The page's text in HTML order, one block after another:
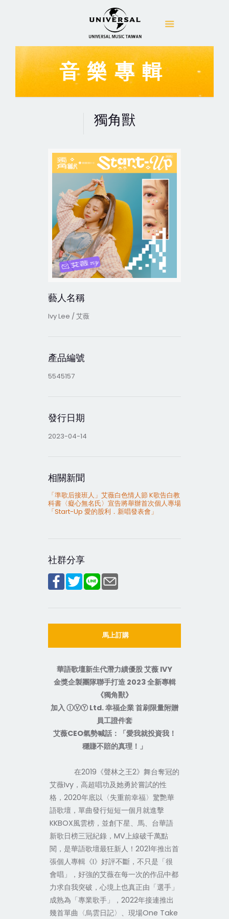
音樂專輯
獨角獸
藝人名稱
Ivy Lee / 艾薇
產品編號
5545157
發行日期
2023-04-14
相關新聞
「準歌后接班人」艾薇白色情人節 K歌告白教
科書〈癡心無名氏〉宣告將舉辦首次個人專場
「Start-Up 愛的股利．新唱發表會」
社群分享
馬上訂購
華語歌壇新生代潛力績優股艾薇 IVY
金獎企製團隊聯手打造2023全新專輯
《獨角獸》
加入ⒾⓋⓎ Ltd.幸福企業首刷限量附贈
員工證件套
艾薇CEO氣勢喊話：「愛我就投資我！
穩賺不賠的真理！」
在2019 《聲林之王2》舞台奪冠的
艾薇Ivy，高超唱功及她勇於嘗試的性
格， 2020年底以〈失重前幸福〉驚艷華
語歌壇，單曲發行短短一個月就進擊
KKBOX風雲榜，並創下星、馬、台華語
新歌日榜三冠紀錄， MV上線破千萬點
閱，是華語歌壇最狂新人！ 2021年推出首
張個人專輯《I》好評不斷，不只是「很
會唱」，好強的艾薇在每一次的作品中都
力求自我突破，心境上也真正由「選手」
成熟為「專業歌手」， 2022年接連推出
幾首單曲〈烏雲日記〉、現場One Take